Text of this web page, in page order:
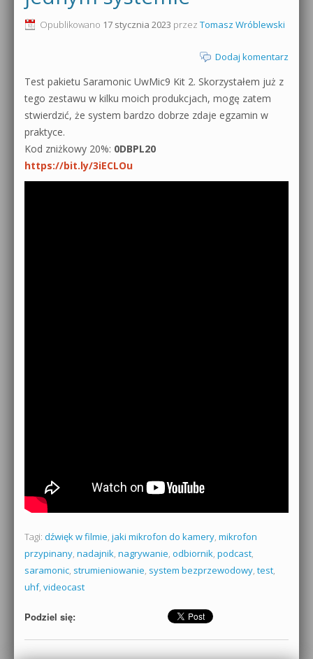
Produkcja muzyczna od podstaw
Sound Forge od podstaw
Dubstep z syntezatorem Massive
Kontakt 5 Kompendium
0dB.pl - informacje
Materiały dla mediów
Archiwum aktualności
Polityka prywatności
Regulamin
Opublikowano 17 stycznia 2023 przez Tomasz Wróblewski
Dodaj komentarz
Test pakietu Saramonic UwMic9 Kit 2. Skorzystałem już z
tego zestawu w kilku moich produkcjach, mogę zatem
stwierdzić, że system bardzo dobrze zdaje egzamin w
praktyce.
Kod zniżkowy 20%: 0DBPL20
https://bit.ly/3iECLOu
Tagi: dźwięk w filmie, jaki mikrofon do kamery, mikrofon
przypinany, nadajnik, nagrywanie, odbiornik, podcast,
saramonic, strumieniowanie, system bezprzewodowy, test,
uhf, videocast
Podziel się: